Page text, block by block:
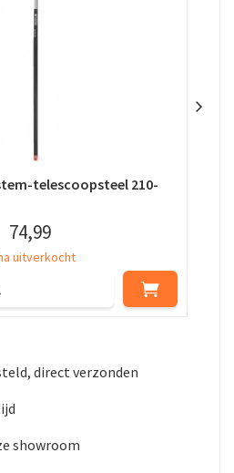
telescoopsteel 210-
74,99
uitverkocht
direct verzonden
showroom